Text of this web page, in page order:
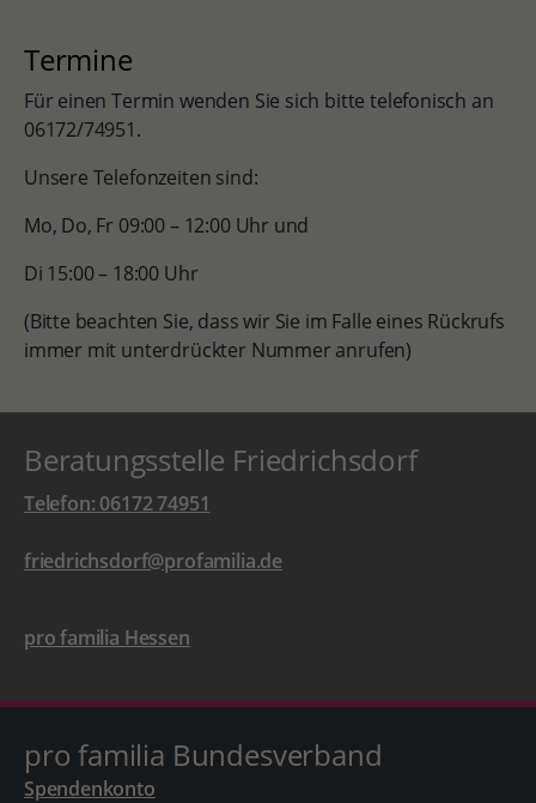
Termine
Für einen Termin wenden Sie sich bitte telefonisch an
06172/74951.
Unsere Telefonzeiten sind:
Mo, Do, Fr 09:00 – 12:00 Uhr und
Di 15:00 – 18:00 Uhr
(Bitte beachten Sie, dass wir Sie im Falle eines Rückrufs
immer mit unterdrückter Nummer anrufen)
Beratungsstelle Friedrichsdorf
Telefon: 06172 74951
friedrichsdorf@profamilia.de
pro familia Hessen
pro familia Bundesverband
Spendenkonto